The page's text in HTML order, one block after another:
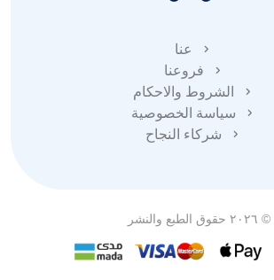
عنا
فروعنا
الشروط والاحكام
سياسة الخصوصية
شركاء النجاح
© ٢٠٢٦ حقوق الطبع والنشر